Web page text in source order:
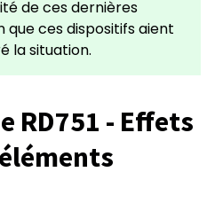
de ces dernières
que ces dispositifs aient
la situation.
RD751 - Effets